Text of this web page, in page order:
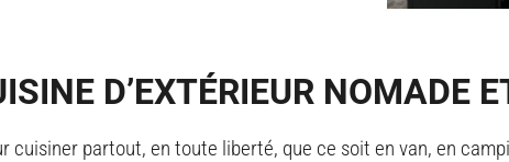
D’EXTÉRIEUR NOMADE
cuisiner partout, en toute liberté, que ce soit en van, en